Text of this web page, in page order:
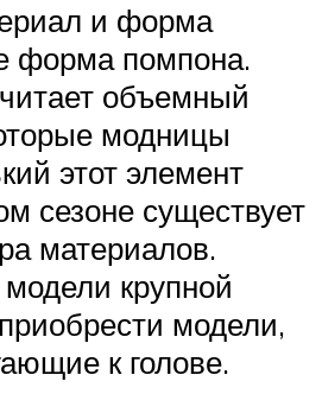
и форма
форма помпона.
объемный
модницы
этот элемент
сезоне существует
материалов.
крупной
модели,
к голове.